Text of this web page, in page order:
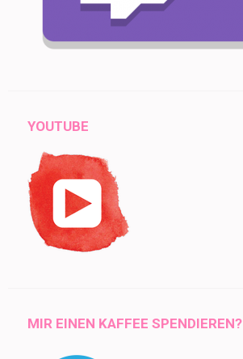
YOUTUBE
MIR EINEN KAFFEE SPENDIEREN?